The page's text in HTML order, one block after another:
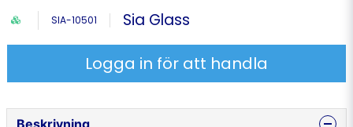
SIA-10501 Sia Glass
Logga in för att handla
Beskrivning